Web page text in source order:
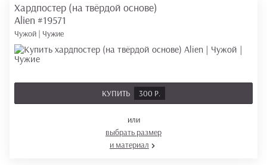
Хардпостер (на твёрдой основе)
Alien #19571
Чужой | Чужие
КУПИТЬ 300 Р.
или
выбрать размер
и материал